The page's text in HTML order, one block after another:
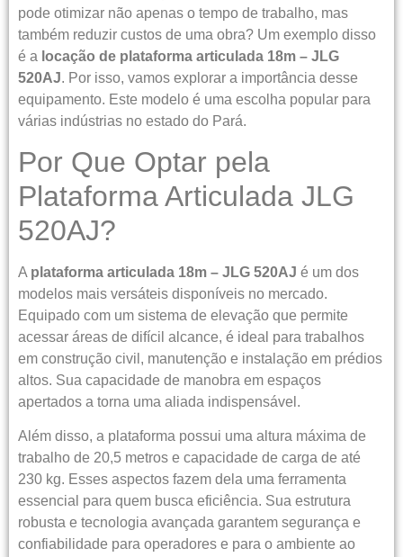
pode otimizar não apenas o tempo de trabalho, mas
também reduzir custos de uma obra? Um exemplo disso
é a locação de plataforma articulada 18m – JLG
520AJ. Por isso, vamos explorar a importância desse
equipamento. Este modelo é uma escolha popular para
várias indústrias no estado do Pará.
Por Que Optar pela
Plataforma Articulada JLG
520AJ?
A plataforma articulada 18m – JLG 520AJ é um dos
modelos mais versáteis disponíveis no mercado.
Equipado com um sistema de elevação que permite
acessar áreas de difícil alcance, é ideal para trabalhos
em construção civil, manutenção e instalação em prédios
altos. Sua capacidade de manobra em espaços
apertados a torna uma aliada indispensável.
Além disso, a plataforma possui uma altura máxima de
trabalho de 20,5 metros e capacidade de carga de até
230 kg. Esses aspectos fazem dela uma ferramenta
essencial para quem busca eficiência. Sua estrutura
robusta e tecnologia avançada garantem segurança e
confiabilidade para operadores e para o ambiente ao